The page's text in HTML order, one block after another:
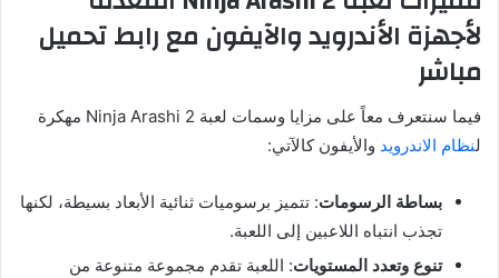
لأجهزة الأندرويد والآيفون مع رابط تحميل
مباشر
فيما سنتعرف معاً على مزايا وسمات لعبة Ninja Arashi 2 مهكرة
لنظام الاندرويد والأيفون كالآتي:
بساطة الرسومات: تتميز برسوميات ثنائية الأبعاد بسيطة، لكنها
تجذب انتباه اللاعبين إلى اللعبة.
تنوع وتعدد المستويات: اللعبة تقدم مجموعة متنوعة من